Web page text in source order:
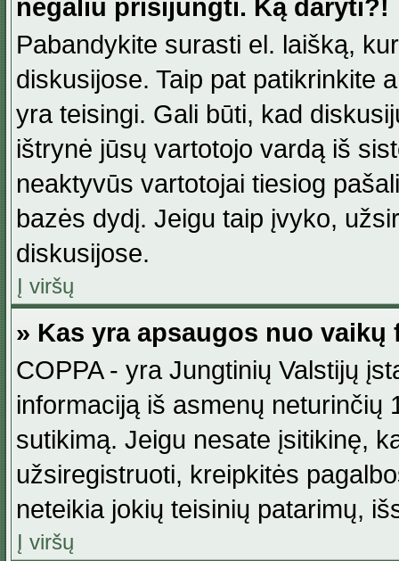
negaliu prisijungti. Ką daryti?!
Pabandykite surasti el. laišką,
diskusijose. Taip pat patikrinkite
yra teisingi. Gali būti, kad
ištrynė jūsų vartotojo vardą iš
neaktyvūs vartotojai tiesiog
bazės dydį. Jeigu taip įvyko,
diskusijose.
Į viršų
» Kas yra apsaugos nuo vaikų
COPPA - yra Jungtinių Valstijų
informaciją iš asmenų neturinčių
sutikimą. Jeigu nesate įsitikinę,
užsiregistruoti, kreipkitės
neteikia jokių teisinių patarimų,
Į viršų